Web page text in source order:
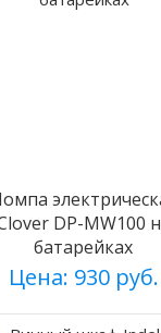
DP-MW100
батарейках
Цена: 930 руб.